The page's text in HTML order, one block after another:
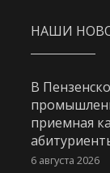
НАШИ
В
приемная
6 августа 2026